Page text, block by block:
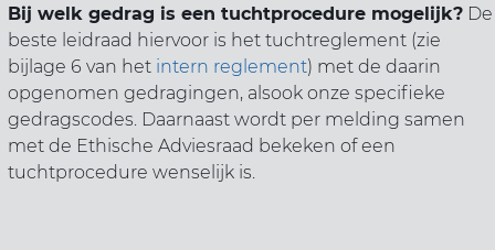
Bij welk gedrag is een tuchtprocedure mogelijk? De
beste leidraad hiervoor is het tuchtreglement (zie
bijlage 6 van het intern reglement) met de daarin
opgenomen gedragingen, alsook onze specifieke
gedragscodes. Daarnaast wordt per melding samen
met de Ethische Adviesraad bekeken of een
tuchtprocedure wenselijk is.